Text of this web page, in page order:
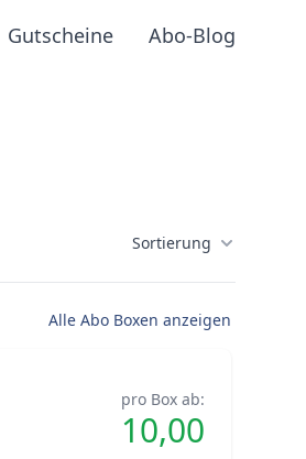
Gutscheine Abo-Blog
Sortierung
Alle Abo Boxen anzeigen
pro Box ab:
10,00